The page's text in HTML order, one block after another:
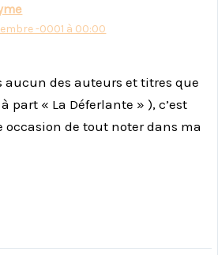
-0001 à 00:00
aucun des auteurs et titres que
part « La Déferlante » ), c’est
occasion de tout noter dans ma